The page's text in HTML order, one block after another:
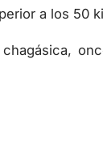
a los 50